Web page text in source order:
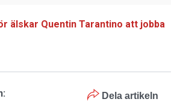
älskar Quentin Tarantino att jobba
Dela artikeln